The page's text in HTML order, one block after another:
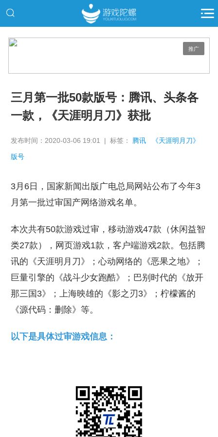
推广
三月第一批50款版号：腾讯、头条各
一款，《天涯明月刀》获批
发布时间：2020-03-06 19:01 | 标签： 腾讯 《天涯明月刀》
版号
3月6日，国家新闻出版广电总局网站公布了今年3
月第一批过审国产网络游戏名单。
本次共有50款游戏过审，移动游戏47款（休闲益智
类27款），网页游戏1款，客户端游戏2款。包括腾
讯的《天涯明月刀》；心动网络的《恶果之地》；
巨量引擎的《战斗少女跑酷》；巴别时代的《放开
那三国3》；上海映雄的《影之刃3》；柠檬酱的
《源代码：删除》等。
以下是具体过审游戏信息：